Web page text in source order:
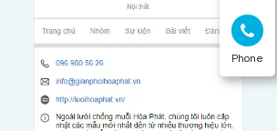
Phone